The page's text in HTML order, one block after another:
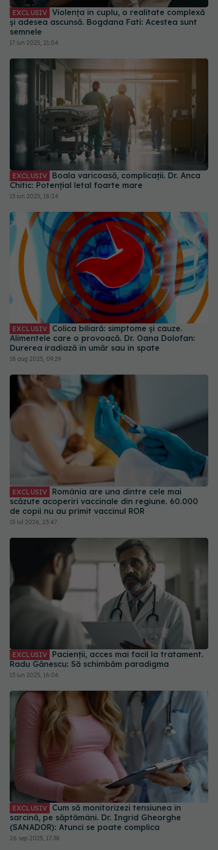
EXCLUSIV
și adesea ascunsă. Bogdana Fati: Acestea sunt
semnele
17 iun 2025, 21:04
EXCLUSIV
Chitic: Potențial letal foarte mare
13 iun 2025, 18:24
EXCLUSIV
Alimentele care o provoacă. Dr. Oana Dolofan:
Durerea iradiază în umăr sau în spate
18 aug 2025, 09:29
EXCLUSIV
scăzute acoperiri vaccinale din regiune. 60.000
de copii nu au primit vaccinul ROR
15 iul 2026, 23:47
EXCLUSIV
Radu Gănescu: Să schimbăm paradigma
13 iun 2025, 16:06
EXCLUSIV
sarcină, pe săptămâni. Dr. Ingrid Gheorghe
(SANADOR): Atunci se poate complica
26 sep 2025, 17:38